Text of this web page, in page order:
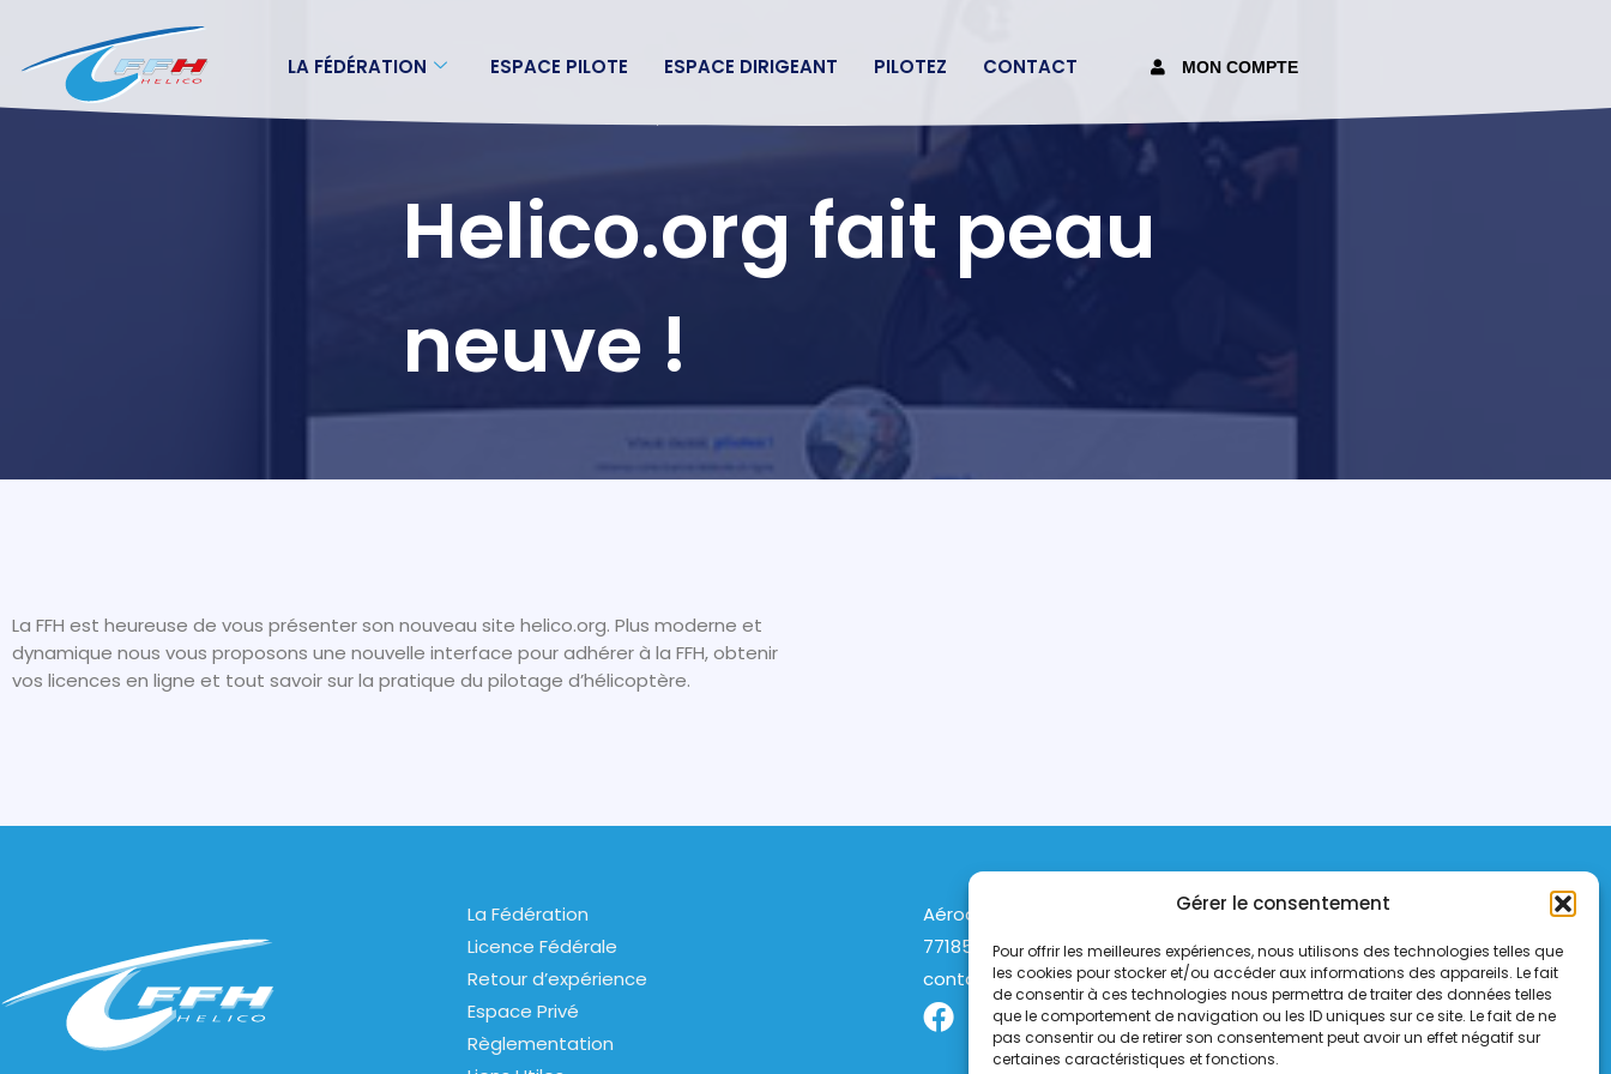
Gérer le consentement
Pour offrir les meilleures expériences, nous utilisons des technologies telles que
les cookies pour stocker et/ou accéder aux informations des appareils. Le fait
de consentir à ces technologies nous permettra de traiter des données telles
que le comportement de navigation ou les ID uniques sur ce site. Le fait de ne
pas consentir ou de retirer son consentement peut avoir un effet négatif sur
certaines caractéristiques et fonctions.
LA FÉDÉRATION ESPACE PILOTE ESPACE DIRIGEANT PILOTEZ CONTACT MON COMPTE
Helico.org fait peau
neuve !
La FFH est heureuse de vous présenter son nouveau site helico.org. Plus moderne et
dynamique nous vous proposons une nouvelle interface pour adhérer à la FFH, obtenir
vos licences en ligne et tout savoir sur la pratique du pilotage d’hélicoptère.
La Fédération
Licence Fédérale
Retour d’expérience
Espace Privé
Règlementation
Aérodrome de Lognes Emerainville
77185 LOGNES
contact@helico.org